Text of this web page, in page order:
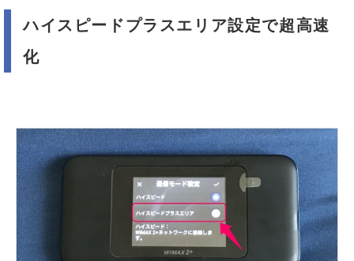
ハイスピードプラスエリア設定で超高速
化